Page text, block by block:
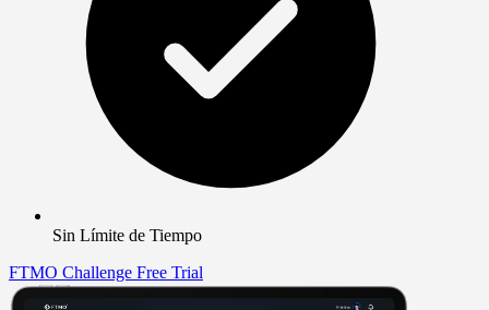
Sin Límite de Tiempo
FTMO Challenge Free Trial